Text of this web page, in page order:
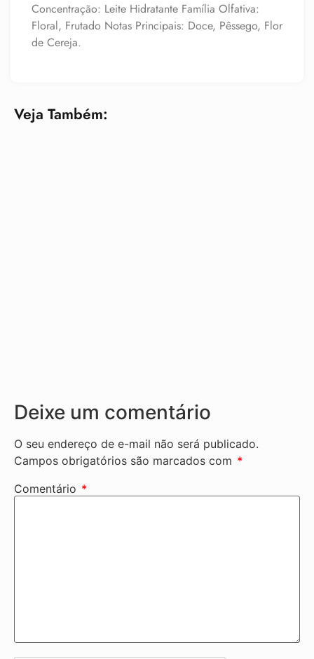
Concentração: Leite Hidratante Família Olfativa:
Floral, Frutado Notas Principais: Doce, Pêssego, Flor
de Cereja.
Veja Também:
Deixe um comentário
O seu endereço de e-mail não será publicado.
Campos obrigatórios são marcados com *
Comentário *